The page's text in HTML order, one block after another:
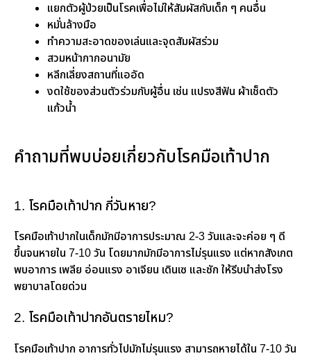
แยกตัวผู้ป่วยเป็นโรคเพื่อไม่ให้สัมผัสกับเด็ก ๆ คนอื่น
หมั่นล้างมือ
ทำความสะอาดของเล่นและจุดสัมผัสร่วม
สวมหน้ากากอนามัย
หลีกเลี่ยงสถานที่แออัด
งดใช้ของส่วนตัวร่วมกับผู้อื่น เช่น แปรงสีฟัน ผ้าเช็ดตัว
แก้วน้ำ
คำถามที่พบบ่อยเกี่ยวกับโรคมือเท้าปาก
1. โรคมือเท้าปาก กี่วันหาย?
โรคมือเท้าปากในเด็กมักมีอาการประมาณ 2-3 วันและจะค่อย ๆ ดี
ขึ้นจนหายใน 7-10 วัน โดยมากมักมีอาการไม่รุนแรง แต่หากสังเกต
พบอาการ เพลีย อ่อนแรง อาเจียน เดินเซ และชัก ให้รีบนำส่งโรง
พยาบาลโดยด่วน
2. โรคมือเท้าปากอันตรายไหม?
โรคมือเท้าปาก อาการทั่วไปมักไม่รุนแรง สามารถหายได้ใน 7-10 วัน